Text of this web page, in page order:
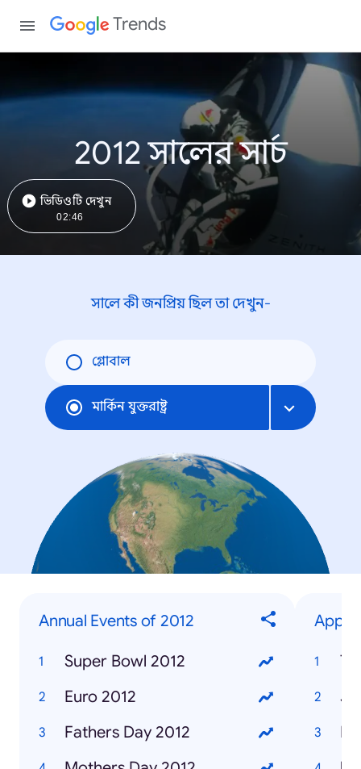
Trends
2012 সালের সার্চ
ভিডিওটি দেখুন
02:46
সালে কী জনপ্রিয় ছিল তা দেখুন-
গ্লোবাল
মার্কিন যুক্তরাষ্ট্র
Annual Events of 2012
Super Bowl 2012
Euro 2012
Fathers Day 2012
J